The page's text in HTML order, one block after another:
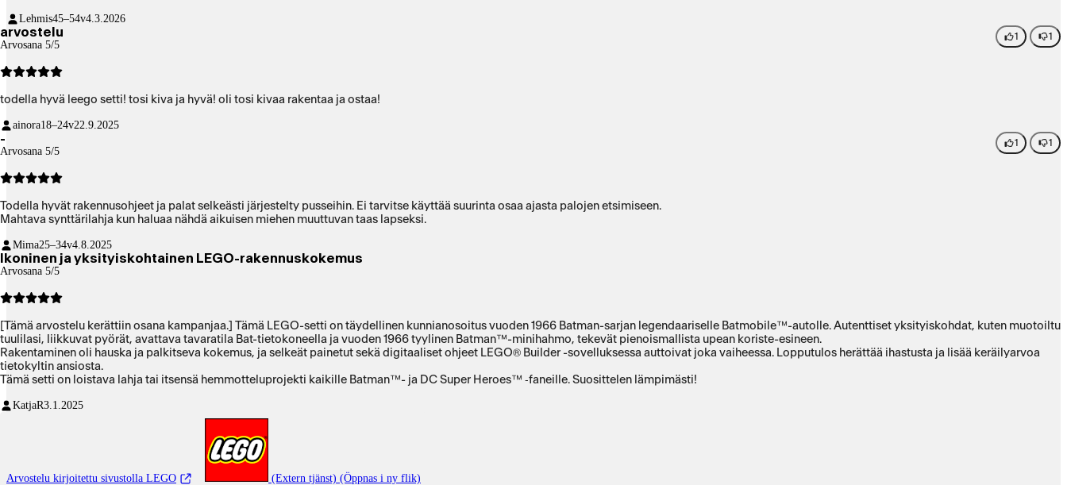
Lehmis45–54v4.3.2026
arvostelu
Arvosana 5/5
1 1
todella hyvä leego setti! tosi kiva ja hyvä! oli tosi kivaa rakentaa ja ostaa!
ainora18–24v22.9.2025
-
Arvosana 5/5
1 1
Todella hyvät rakennusohjeet ja palat selkeästi järjestelty pusseihin. Ei tarvitse käyttää suurinta osaa ajasta palojen etsimiseen.
Mahtava synttärilahja kun haluaa nähdä aikuisen miehen muuttuvan taas lapseksi.
Mima25–34v4.8.2025
Ikoninen ja yksityiskohtainen LEGO-rakennuskokemus
Arvosana 5/5
[Tämä arvostelu kerättiin osana kampanjaa.] Tämä LEGO-setti on täydellinen kunnianosoitus vuoden 1966 Batman-sarjan legendaariselle Batmobile™-autolle. Autenttiset yksityiskohdat, kuten muotoiltu
tuulilasi, liikkuvat pyörät, avattava tavaratila Bat-tietokoneella ja vuoden 1966 tyylinen Batman™-minihahmo, tekevät pienoismallista upean koriste-esineen.
Rakentaminen oli hauska ja palkitseva kokemus, ja selkeät painetut sekä digitaaliset ohjeet LEGO® Builder -sovelluksessa auttoivat joka vaiheessa. Lopputulos herättää ihastusta ja lisää keräilyarvoa
tietokyltin ansiosta.
Tämä setti on loistava lahja tai itsensä hemmotteluprojekti kaikille Batman™- ja DC Super Heroes™ ‑faneille. Suosittelen lämpimästi!
KatjaR3.1.2025
Arvostelu kirjoitettu sivustolla LEGO (Extern tjänst) (Öppnas i ny flik)